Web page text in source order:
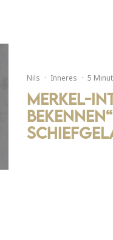
Nils · Inneres · 5
Merkel-